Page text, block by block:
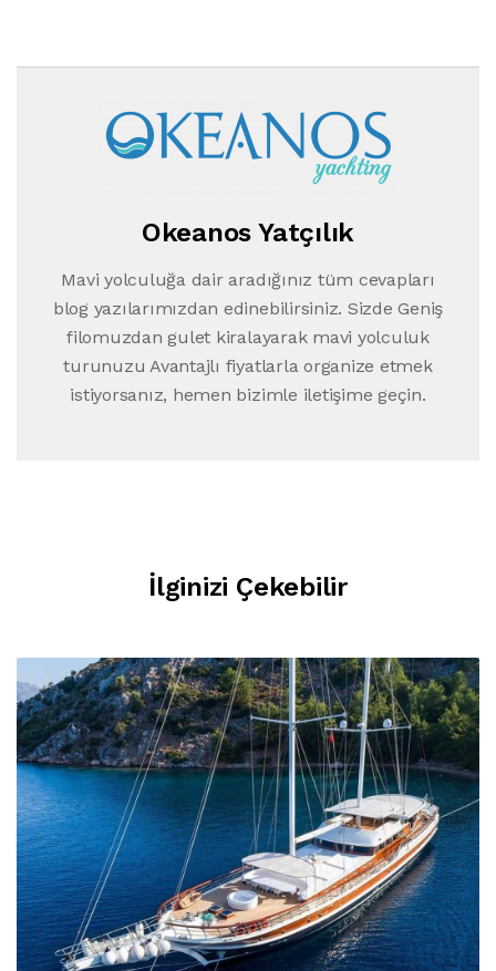
Okeanos Yatçılık
Mavi yolculuğa dair aradığınız tüm cevapları
blog yazılarımızdan edinebilirsiniz. Sizde Geniş
filomuzdan gulet kiralayarak mavi yolculuk
turunuzu Avantajlı fiyatlarla organize etmek
istiyorsanız, hemen bizimle iletişime geçin.
İlginizi Çekebilir